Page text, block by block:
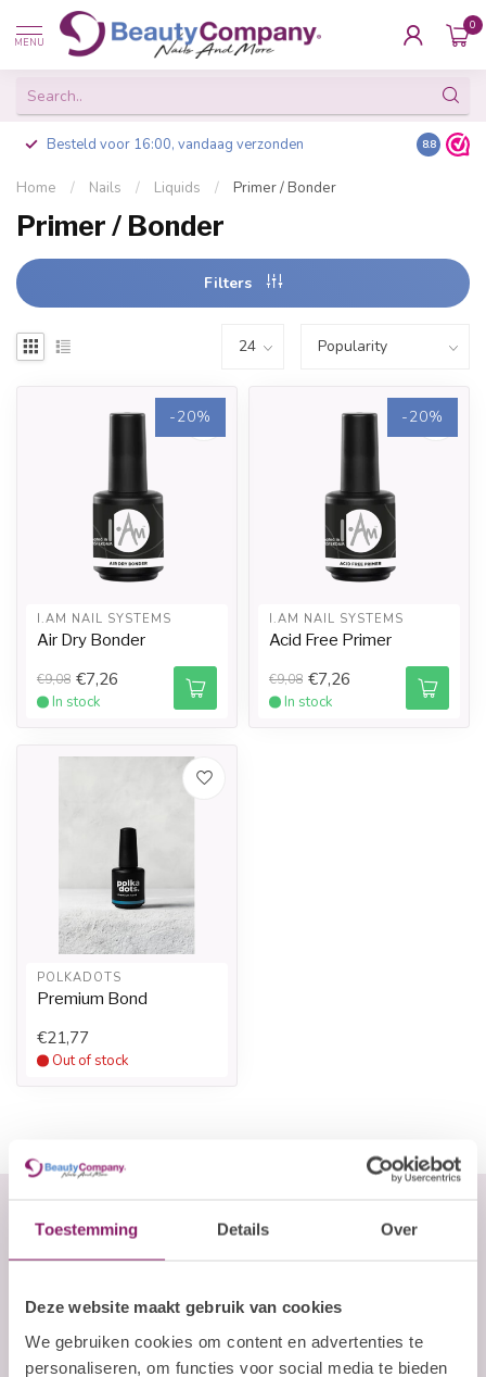
Toestemming Details Over
Deze website maakt gebruik van cookies
We gebruiken cookies om content en advertenties te
personaliseren, om functies voor social media te bieden
MENU
0
Besteld voor 16:00, vandaag verzonden 8.8
Home / Nails / Liquids / Primer / Bonder
Primer / Bonder
Filters
-20%
I.AM NAIL SYSTEMS
Air Dry Bonder
€9,08 €7,26
In stock
-20%
I.AM NAIL SYSTEMS
Acid Free Primer
€9,08 €7,26
In stock
POLKADOTS
Premium Bond
€21,77
Out of stock
Blijf op de hoogte over onze laatste acties
E-mailadres